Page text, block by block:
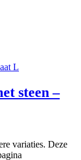
steen –
variaties. Deze